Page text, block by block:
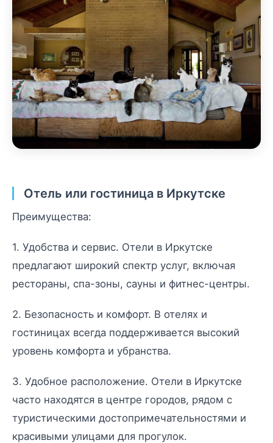
Отель или гостиница в Иркутске
Преимущества:
1. Удобства и сервис. Отели в Иркутске
предлагают широкий спектр услуг, включая
рестораны, спа-зоны, сауны и фитнес-центры.
2. Безопасность и комфорт. В отелях и
гостиницах всегда поддерживается высокий
уровень комфорта и убранства.
3. Удобное расположение. Отели в Иркутске
часто находятся в центре городов, рядом с
туристическими достопримечательностями и
красивыми улицами для прогулок.